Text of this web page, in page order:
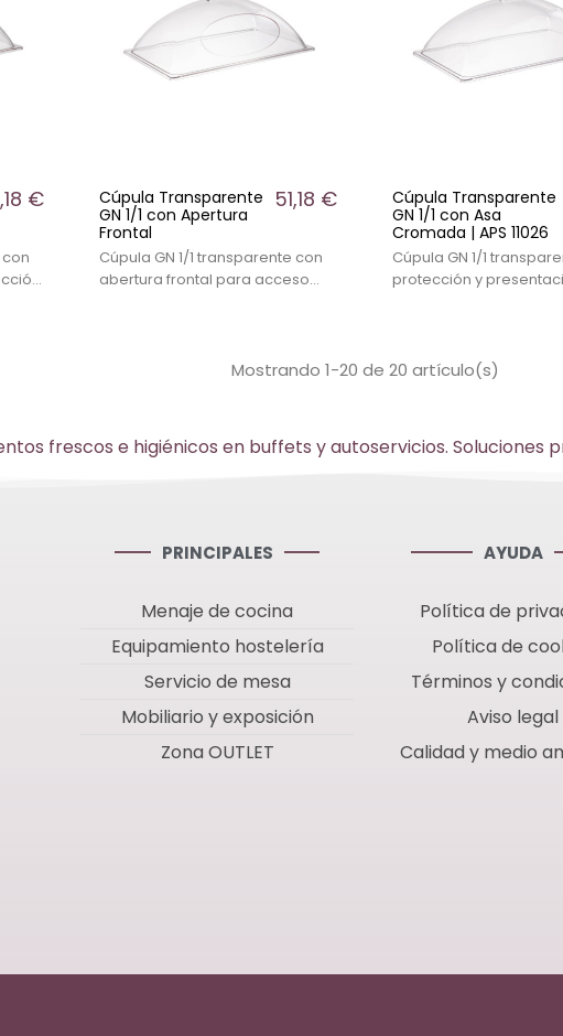
€
con
Cúpula Transparente
GN 1/1 con Apertura
Frontal
51,18 €
Cúpula GN 1/1 transparente con
abertura frontal para acceso
Cúpula Transparente
GN 1/1 con Asa
Cromada | APS 11026
Cúpula GN 1/1
protección y
Mostrando 1-20 de 20 artículo(s)
frescos e higiénicos en buffets y autoservicios. Soluciones
PRINCIPALES
Menaje de cocina
Equipamiento hostelería
Servicio de mesa
Mobiliario y exposición
Zona OUTLET
AYUDA
Política de
Política de
Términos y
Aviso legal
Calidad y medio